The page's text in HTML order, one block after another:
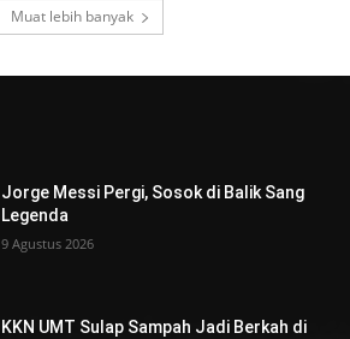
Muat lebih banyak
Jorge Messi Pergi, Sosok di Balik Sang
Legenda
9 Agustus 2026
KKN UMT Sulap Sampah Jadi Berkah di